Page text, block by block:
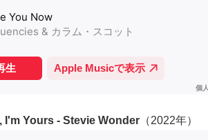
I'm Yours - Stevie Wonder （2022年）